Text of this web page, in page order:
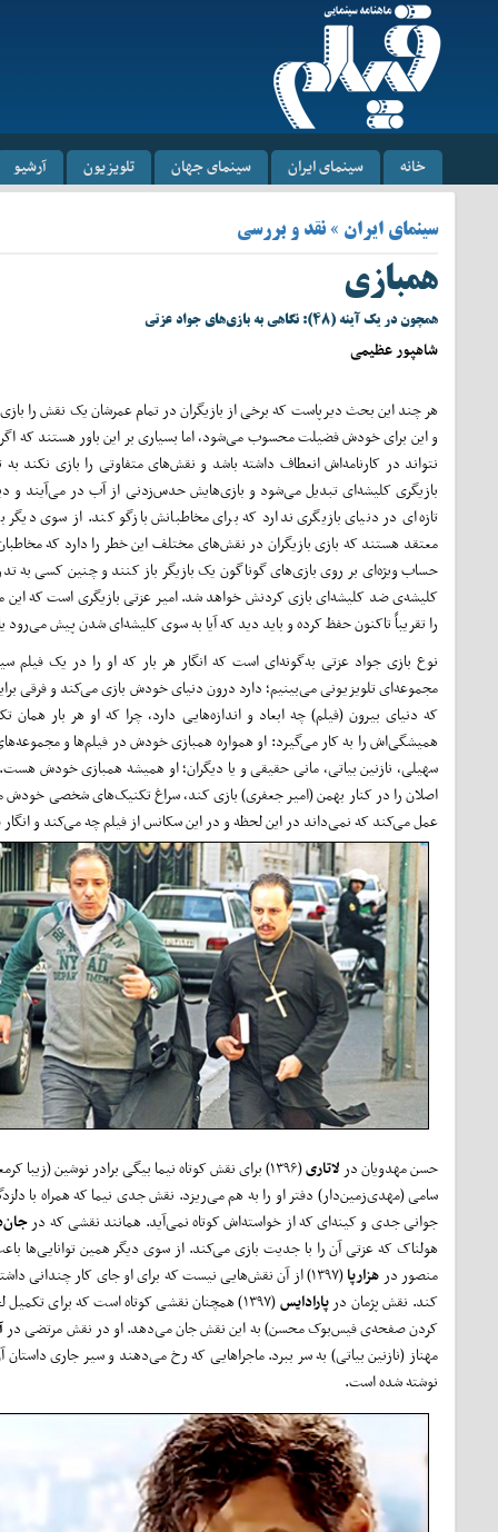
خانه سینمای ایران سینمای جهان تلویزیون آرشیو
سینمای ایران » نقد و بررسی
همبازی
همچون در یک آینه (۴۸): نگاهی به بازی‌های جواد عزتی
شاهپور عظیمی
هر چند این بحث دیرپاست که برخی از بازیگران در تمام عمرشان یک نقش را
و این برای خودش فضیلت محسوب می‌شود، اما بسیاری بر این باور هستند که
نتواند در کارنامه‌اش انعطاف داشته باشد و نقش‌های متفاوتی را بازی نکند به
بازیگری کلیشه‌ای تبدیل می‌شود و بازی‌هایش حدس‌زدنی از آب در می‌آیند و
تازه‌ای در دنیای بازیگری ندارد که برای مخاطبانش بازگو کند. از سوی دیگر
معتقد هستند که بازی بازیگران در نقش‌های مختلف این خطر را دارد که
حساب ویژه‌ای بر روی بازی‌های گوناگون یک بازیگر باز کنند و چنین کسی به
کلیشه‌ی ضد کلیشه‌ای بازی کردنش خواهد شد. امیر عزتی بازیگری است که این
را تقریباً تاکنون حفظ کرده و باید دید که آیا به سوی کلیشه‌ای شدن پیش می‌رود
نوع بازی جواد عزتی به‌گونه‌ای است که انگار هر بار که او را در یک فیلم
مجموعه‌ای تلویزیونی می‌بینیم؛ دارد درون دنیای خودش بازی می‌کند و فرقی
که دنیای بیرون (فیلم) چه ابعاد و اندازه‌هایی دارد، چرا که او هر بار همان
همیشگی‌اش را به کار می‌گیرد: او همواره همبازی خودش در فیلم‌ها و
سهیلی، نازنین بیاتی، مانی حقیقی و یا دیگران؛ او همیشه همبازی خودش
اصلان را در کنار بهمن (امیر جعفری) بازی کند، سراغ تکنیک‌های شخصی
عمل می‌کند که نمی‌داند در این لحظه و در این سکانس از فیلم چه می‌کند و انگار
حسن مهدویان در لاتاری
(۱۳۹۶) برای نقش کوتاه نیما بیگی برادر نوشین
سامی (مهدی‌زمین‌دار) دفتر او را به هم می‌ریزد. نقش جدی نیما که همراه با
جوانی جدی و کینه‌ای که از خواسته‌اش کوتاه نمی‌آید. همانند نقشی که در
هولناک که عزتی آن را با جدیت بازی می‌کند. از سوی دیگر همین توانایی‌ها
منصور در هزارپا
(۱۳۹۷) از آن نقش‌هایی نیست که برای او جای کار
کند. نقش پژمان درپارادایس
(۱۳۹۷) همچنان نقشی کوتاه است که برای
کردن صفحه‌ی فیس‌بوک محسن) به این نقش جان می‌دهد. او در نقش مرتضی در
مهناز (نازنین بیاتی) به سر ببرد. ماجراهایی که رخ می‌دهند و سیر جاری
نوشته شده است.